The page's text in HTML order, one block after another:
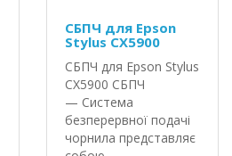
СБПЧ для Epson
Stylus CX5900
СБПЧ для Epson Stylus
CX5900 СБПЧ
— Система
безперервної подачі
чорнила представляє